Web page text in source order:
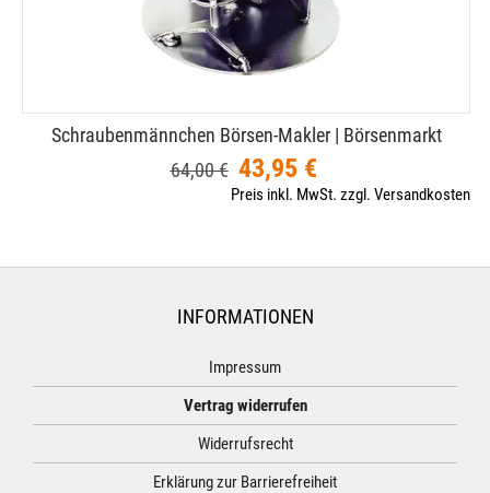
Schraubenmännchen Börsen-​Makler | Börsenmarkt
64,00 € 43,95 €
Preis inkl. MwSt. zzgl. Versandkosten
INFORMATIONEN
Impressum
Vertrag widerrufen
Widerrufsrecht
Erklärung zur Barrierefreiheit